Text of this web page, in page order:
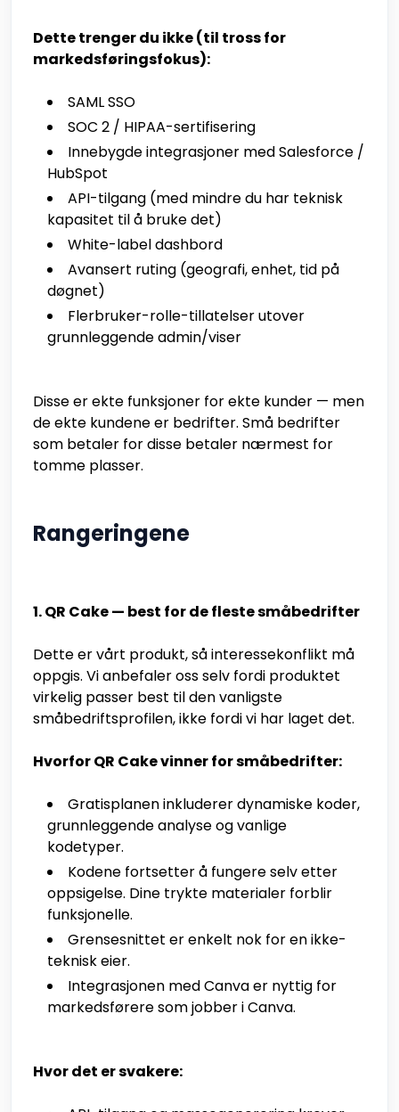
Dette trenger du ikke (til tross for
markedsføringsfokus):
SAML SSO
SOC 2 / HIPAA-sertifisering
Innebygde integrasjoner med Salesforce /
HubSpot
API-tilgang (med mindre du har teknisk
kapasitet til å bruke det)
White-label dashbord
Avansert ruting (geografi, enhet, tid på
døgnet)
Flerbruker-rolle-tillatelser utover
grunnleggende admin/viser
Disse er ekte funksjoner for ekte kunder — men
de ekte kundene er bedrifter. Små bedrifter
som betaler for disse betaler nærmest for
tomme plasser.
Rangeringene
1. QR Cake — best for de fleste småbedrifter
Dette er vårt produkt, så interessekonflikt må
oppgis. Vi anbefaler oss selv fordi produktet
virkelig passer best til den vanligste
småbedriftsprofilen, ikke fordi vi har laget det.
Hvorfor QR Cake vinner for småbedrifter:
Gratisplanen inkluderer dynamiske koder,
grunnleggende analyse og vanlige
kodetyper.
Kodene fortsetter å fungere selv etter
oppsigelse. Dine trykte materialer forblir
funksjonelle.
Grensesnittet er enkelt nok for en ikke-
teknisk eier.
Integrasjonen med Canva er nyttig for
markedsførere som jobber i Canva.
Hvor det er svakere: